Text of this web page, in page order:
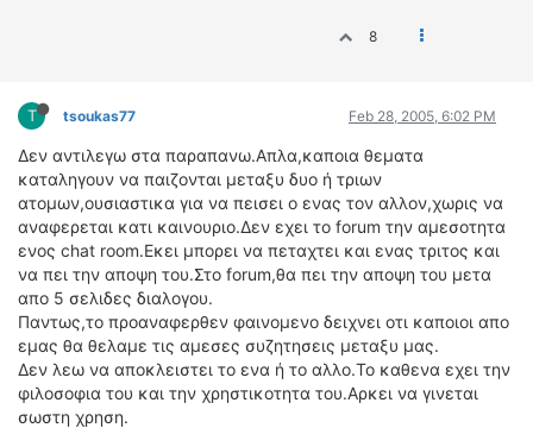
8
T tsoukas77 Feb 28, 2005, 6:02 PM
Δεν αντιλεγω στα παραπανω.Απλα,καποια θεματα
καταληγουν να παιζονται μεταξυ δυο ή τριων
ατομων,ουσιαστικα για να πεισει ο ενας τον αλλον,χωρις να
αναφερεται κατι καινουριο.Δεν εχει το forum την αμεσοτητα
ενος chat room.Εκει μπορει να πεταχτει και ενας τριτος και
να πει την αποψη του.Στο forum,θα πει την αποψη του μετα
απο 5 σελιδες διαλογου.
Παντως,το προαναφερθεν φαινομενο δειχνει οτι καποιοι απο
εμας θα θελαμε τις αμεσες συζητησεις μεταξυ μας.
Δεν λεω να αποκλειστει το ενα ή το αλλο.Το καθενα εχει την
φιλοσοφια του και την χρηστικοτητα του.Αρκει να γινεται
σωστη χρηση.